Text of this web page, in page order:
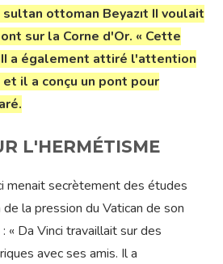
sultan ottoman Beyazıt II voulait
sur la Corne d'Or. « Cette
II a également attiré l'attention
il a conçu un pont pour
L'HERMÉTISME
menait secrètement des études
la pression du Vatican de son
« Da Vinci travaillait sur des
avec ses amis. Il a